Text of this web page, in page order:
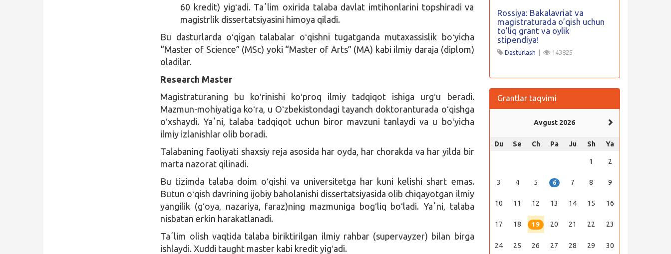
60 kredit) yigʻadi. Taʼlim oxirida talaba davlat imtihonlarini topshiradi va
magistrlik dissertatsiyasini himoya qiladi.
Bu dasturlarda oʻqigan talabalar oʻqishni tugatganda mutaxassislik boʻyicha
“Master of Science” (MSc) yoki “Master of Arts” (MA) kabi ilmiy daraja (diplom)
oladilar.
Research Master
Magistraturaning bu koʻrinishi koʻproq ilmiy tadqiqot ishiga urgʻu beradi.
Mazmun-mohiyatiga koʻra, u Oʻzbekistondagi tayanch doktoranturada oʻqishga
oʻxshaydi. Yaʼni, talaba tadqiqot uchun biror mavzuni tanlaydi va u boʻyicha
ilmiy izlanishlar olib boradi.
Talabaning faoliyati shaxsiy reja asosida har oyda, har chorakda va har yilda bir
marta nazorat qilinadi.
Bu tizimda talaba doim oʻqishi va universitetga har kuni kelishi shart emas.
Butun oʻqish davrining ijobiy baholanishi dissertatsiyasida olib chiqayotgan ilmiy
yangilik (gʻoya, nazariya, faraz)ning mazmuniga bogʻliq boʻladi. Yaʼni, talaba
nisbatan erkin harakatlanadi.
Taʼlim olish vaqtida talaba biriktirilgan ilmiy rahbar (supervayzer) bilan birga
ishlaydi. Xuddi taught master kabi kredit yigʻadi.
Rossiya: Bakalavriat va
magistraturada o’qish uchun
to’liq grant va oylik
stipendiya!
Dasturlash 143825
Grantlar taqvimi
Avgust 2026
Du Se Ch Pa Ju Sh Ya
1 2
3 4 5 6 7 8 9
10 11 12 13 14 15 16
17 18 19 20 21 22 23
24 25 26 27 28 29 30